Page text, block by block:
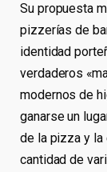
Su propuesta
pizzerías de
identidad
verdaderos
modernos de
ganarse un
de la pizza y la
cantidad de